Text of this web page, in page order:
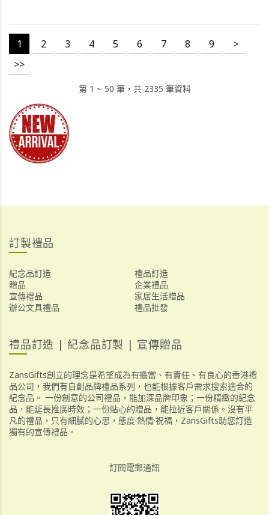
1 2 3 4 5 6 7 8 9
>
>>
第 1 ~ 50 筆，共 2335 筆資料
訂製禮品
紀念品訂造
禮品訂造
贈品
企業禮品
宣傳禮品
家居生活贈品
辦公文具禮品
禮品批發
禮品訂造 | 紀念品訂製 | 宣傳贈品
ZansGifts創立的理念是希望成為有擔當、有責任、有良心的香港禮
品公司，我們有自創品牌禮品系列，也能根據客戶需求搜索適合的
紀念品。 一份創意的公司禮品，能加深品牌印象；一份精緻的紀念
品，能延長推廣時效；一份貼心的贈品，能拉近客戶關係。沒有平
凡的禮品，只有細膩的心思，態度·熱情·祝福，ZansGifts助您訂造
獨有的宣傳禮品。
訂閱電郵通訊